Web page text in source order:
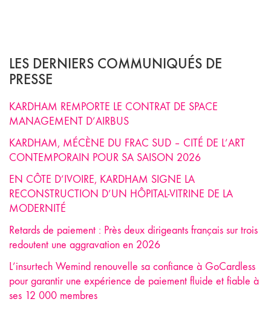
LES DERNIERS COMMUNIQUÉS DE
PRESSE
KARDHAM REMPORTE LE CONTRAT DE SPACE
MANAGEMENT D’AIRBUS
KARDHAM, MÉCÈNE DU FRAC SUD – CITÉ DE L’ART
CONTEMPORAIN POUR SA SAISON 2026
EN CÔTE D’IVOIRE, KARDHAM SIGNE LA
RECONSTRUCTION D’UN HÔPITAL-VITRINE DE LA
MODERNITÉ
Retards de paiement : Près deux dirigeants français sur trois
redoutent une aggravation en 2026
L’insurtech Wemind renouvelle sa confiance à GoCardless
pour garantir une expérience de paiement fluide et fiable à
ses 12 000 membres